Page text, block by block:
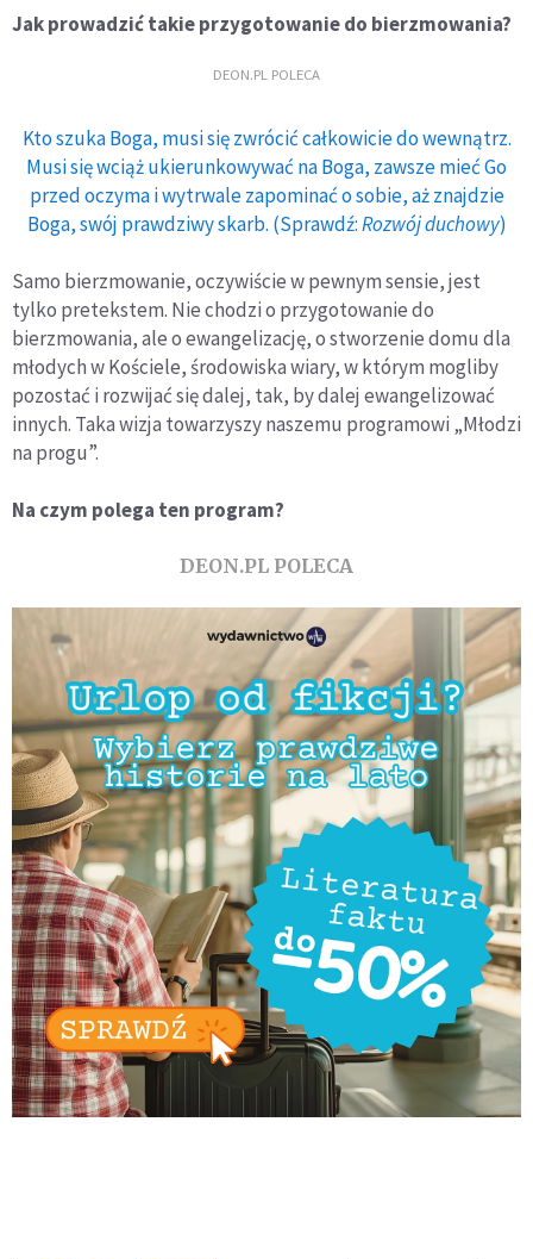
Jak prowadzić takie przygotowanie do bierzmowania?
DEON.PL POLECA
Kto szuka Boga, musi się zwrócić całkowicie do wewnątrz.
Musi się wciąż ukierunkowywać na Boga, zawsze mieć Go
przed oczyma i wytrwale zapominać o sobie, aż znajdzie
Boga, swój prawdziwy skarb. (Sprawdź:Rozwój duchowy)
Samo bierzmowanie, oczywiście w pewnym sensie, jest
tylko pretekstem. Nie chodzi o przygotowanie do
bierzmowania, ale o ewangelizację, o stworzenie domu dla
młodych w Kościele, środowiska wiary, w którym mogliby
pozostać i rozwijać się dalej, tak, by dalej ewangelizować
innych. Taka wizja towarzyszy naszemu programowi „Młodzi
na progu”.
Na czym polega ten program?
DEON.PL POLECA